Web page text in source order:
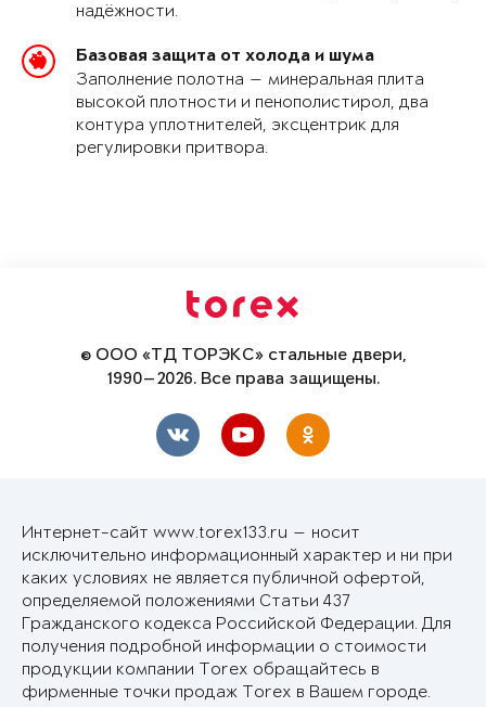
надёжности.
Базовая защита от холода и шума
Заполнение полотна — минеральная плита
высокой плотности и пенополистирол, два
контура уплотнителей, эксцентрик для
регулировки притвора.
© ООО «ТД ТОРЭКС» стальные двери,
1990—2026. Все права защищены.
Интернет-сайт www.torex133.ru — носит
исключительно информационный характер и ни при
каких условиях не является публичной офертой,
определяемой положениями Статьи 437
Гражданского кодекса Российской Федерации. Для
получения подробной информации о стоимости
продукции компании Torex обращайтесь в
фирменные точки продаж Torex в Вашем городе.